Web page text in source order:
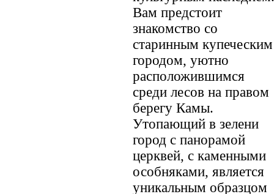
Вам предстоит
знакомство со
старинным купеческим
городом, уютно
расположившимся
среди лесов на правом
берегу Камы.
Утопающий в зелени
город с панорамой
церквей, с каменными
особняками, является
уникальным образцом